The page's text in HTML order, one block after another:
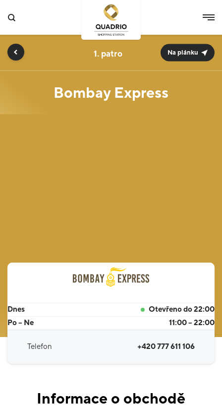
Bombay Express
1. Na plánku
Dnes
Otevřeno do 22:00
Po – Ne
11:00 – 22:00
Telefon +420 777 611 106
Informace o obchodě